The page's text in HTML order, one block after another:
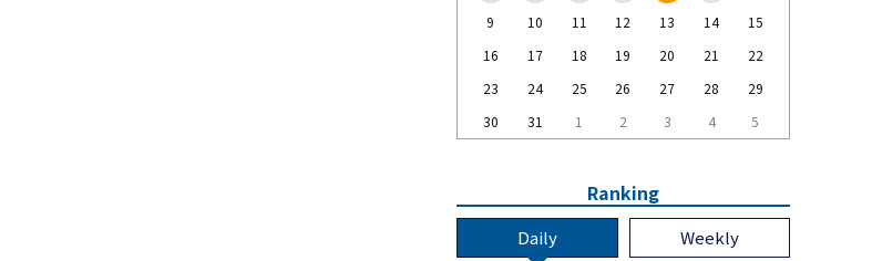
9
10 11 12 13 14
15
16
17 18 19 20 21
22
23
24 25 26 27 28
29
30
31 1 2 3 4 5
Ranking
Daily Weekly